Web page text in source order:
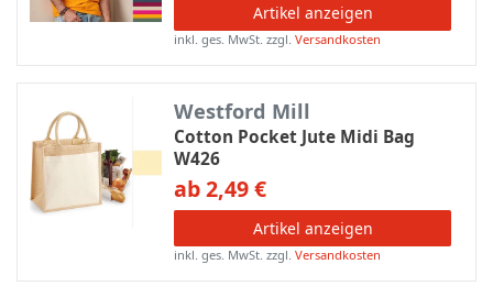
Artikel anzeigen
inkl. ges. MwSt. zzgl.Versandkosten
Westford Mill
Cotton Pocket Jute Midi Bag
W426
ab 2,49 €
Artikel anzeigen
inkl. ges. MwSt. zzgl.Versandkosten